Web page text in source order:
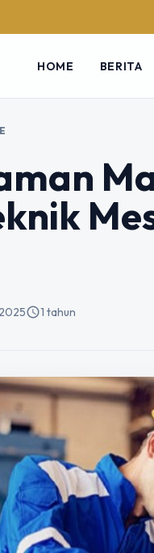
HOME BERITA
schedule1 tahun